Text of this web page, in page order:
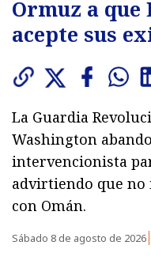
Ormuz a que
acepte sus
La Guardia
Washington
intervencionista
advirtiendo que
con Omán.
Sábado 8 de agosto de 2026